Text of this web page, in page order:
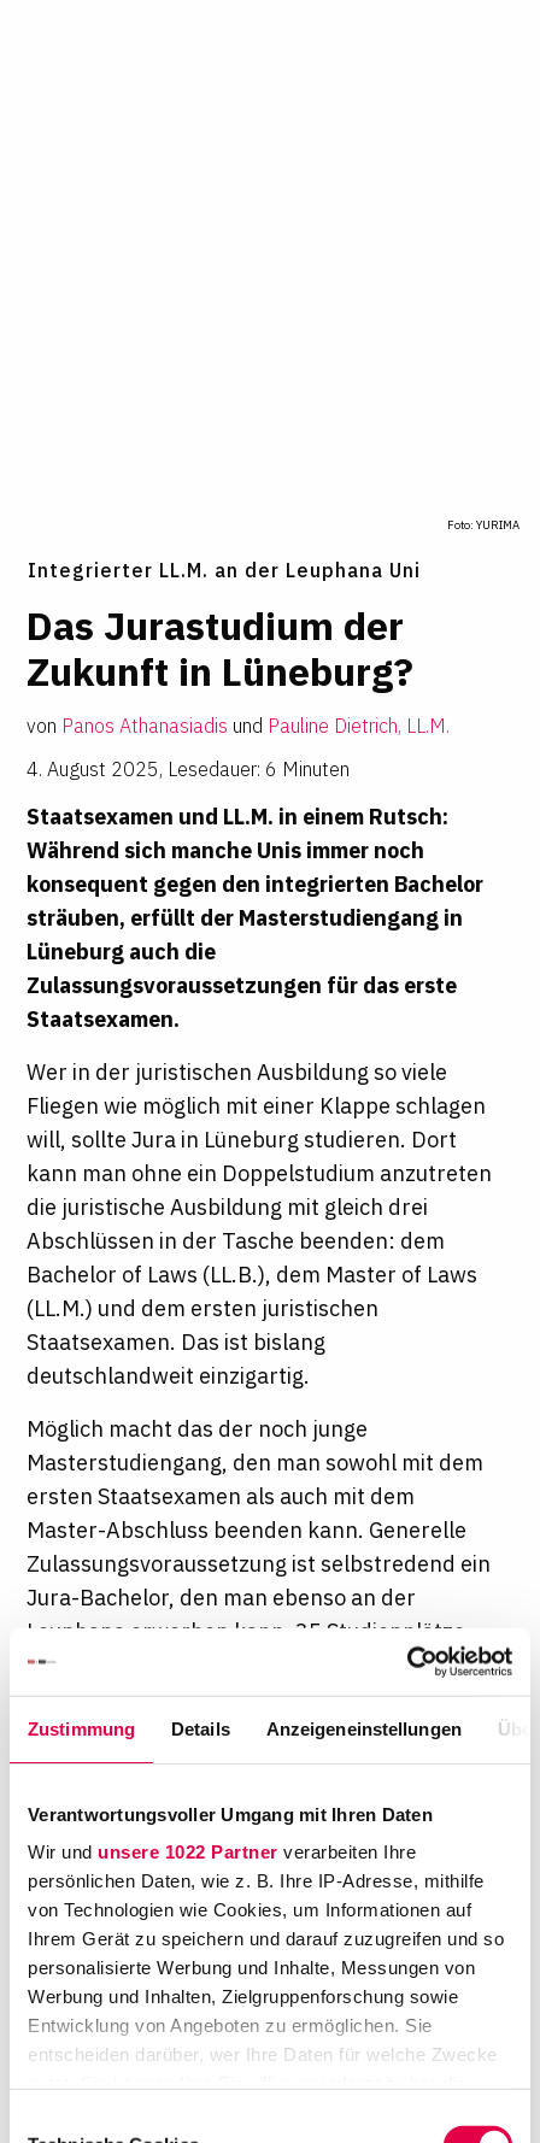
Zustimmung Details Anzeigeneinstellungen
Verantwortungsvoller Umgang mit Ihren Daten
Wir und unsere 1022 Partner verarbeiten Ihre
persönlichen Daten, wie z. B. Ihre IP-Adresse, mithilfe
von Technologien wie Cookies, um Informationen auf
Ihrem Gerät zu speichern und darauf zuzugreifen und so
personalisierte Werbung und Inhalte, Messungen von
Werbung und Inhalten, Zielgruppenforschung sowie
Entwicklung von Angeboten zu ermöglichen. Sie
entscheiden darüber, wer Ihre Daten für welche Zwecke
Foto: YURIMA
Integrierter LL.M. an der Leuphana Uni
Das Jura­stu­dium der
Zukunft in Lüne­burg?
von Panos Athanasiadis und Pauline Dietrich, LL.M.
4. August 2025, Lesedauer: 6 Minuten
Staatsexamen und LL.M. in einem Rutsch:
Während sich manche Unis immer noch
konsequent gegen den integrierten Bachelor
sträuben, erfüllt der Masterstudiengang in
Lüneburg auch die
Zulassungsvoraussetzungen für das erste
Staatsexamen.
Wer in der juristischen Ausbildung so viele
Fliegen wie möglich mit einer Klappe schlagen
will, sollte Jura in Lüneburg studieren. Dort
kann man ohne ein Doppelstudium anzutreten
die juristische Ausbildung mit gleich drei
Abschlüssen in der Tasche beenden: dem
Bachelor of Laws (LL.B.), dem Master of Laws
(LL.M.) und dem ersten juristischen
Staatsexamen. Das ist bislang
deutschlandweit einzigartig.
Möglich macht das der noch junge
Masterstudiengang, den man sowohl mit dem
ersten Staatsexamen als auch mit dem
Master-Abschluss beenden kann. Generelle
Zulassungsvoraussetzung ist selbstredend ein
Jura-Bachelor, den man ebenso an der
Leuphana erwerben kann. 35 Studienplätze
stehen jeweils zum Wintersemester bereit,
einige Vorlesungen finden in englischer
Sprache statt. In das zweijährige Studium ist
eine Examensvorbereitung integriert,
Vertiefungskursen in Kleingruppen.
"Die allerersten Studierenden der Leuphana
Law School haben Anfang Juni 2025 das
Staatsexamen absolviert — jeweils mit
Prädikat", so Studiengangleiter Prof. Dr. Till
Patrik Holterhus gegenüberLTO. Ihnen
stünden damit alle Türen zu den klassischen
juristischen Berufen als auch anderen